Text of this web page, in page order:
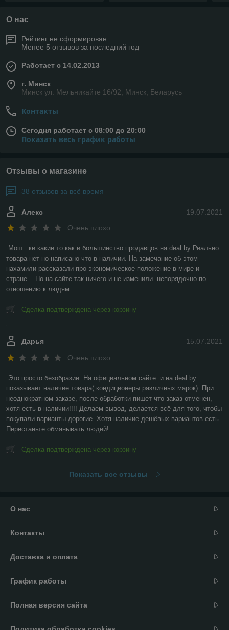
О нас
Рейтинг не сформирован
Менее 5 отзывов за последний год
Работает с 14.02.2013
г. Минск
Минск ул. Мельникайте 16/92, Минск, Беларусь
Контакты
Сегодня работает с 08:00 до 20:00
Показать весь график работы
Отзывы о магазине
38 отзывов за всё время
19.07.2021
Алекс
Очень плохо
Мош...ки какие то как и большинство продавцов на deal.by Реально
товара нет но написано что в наличии. На замечание об этом
нахамили рассказали про экономическое положение в мире и
стране... Но на сайте так ничего и не изменили. непорядочно по
отношению к людям
Сделка подтверждена через корзину
15.07.2021
Дарья
Очень плохо
Это просто безобразие. На официальном сайте  и на deal.by
показывает наличие товара( кондиционеры различных марок). При
неоднократном заказе, после обработки пишет что заказ отменен,
хотя есть в наличии!!!! Делаем вывод, делается всё для того, чтобы
покупали варианты дорогие. Хотя наличие дешёвых вариантов есть.
Перестаньте обманывать людей!
Сделка подтверждена через корзину
Показать все отзывы
О нас
Контакты
Доставка и оплата
График работы
Полная версия сайта